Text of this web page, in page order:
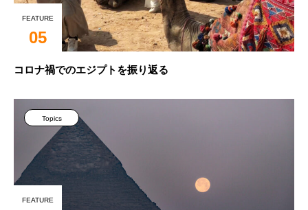
FEATURE
05
コロナ禍でのエジプトを振り返る
Topics
FEATURE